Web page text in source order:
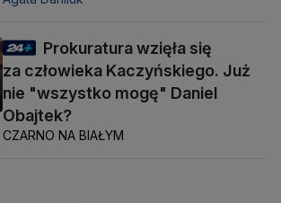
Prokuratura wzięła się
za człowieka Kaczyńskiego. Już
nie "wszystko mogę" Daniel
Obajtek?
CZARNO NA BIAŁYM